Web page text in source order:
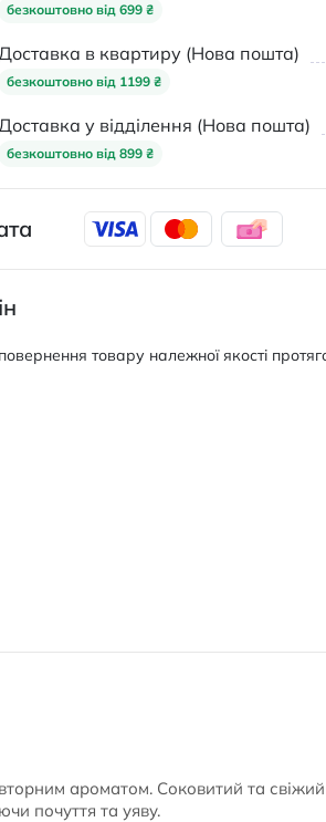
безкоштовно від 699 ₴
в квартиру (Нова пошта)
безкоштовно від 1199 ₴
у відділення (Нова пошта)
безкоштовно від 899 ₴
товару належної якості
ароматом. Соковитий та
почуття та уяву.